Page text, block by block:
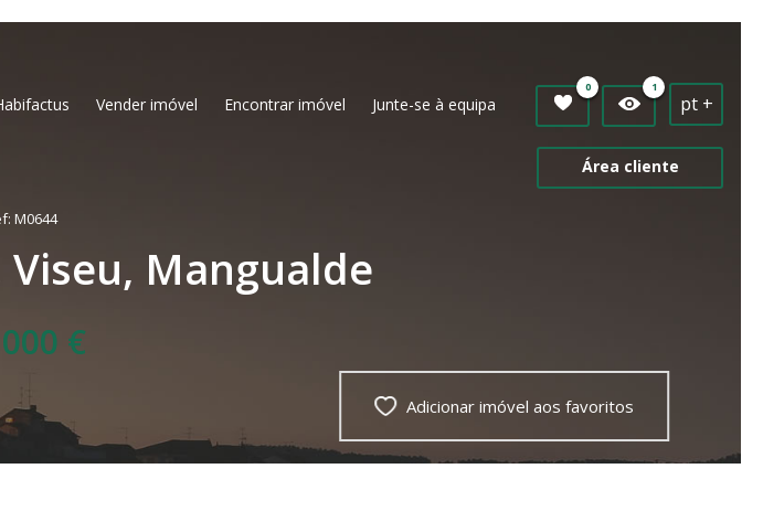
Vender imóvel Encontrar imóvel Junte-se à equipa
0 1
Área cliente
pt +
M0644
Mangualde
€
Adicionar imóvel aos favoritos